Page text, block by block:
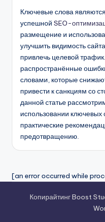
Ключевые слова
успешной SEO-
размещение и
улучшить видимость
привлечь целевой
распространённые
словами, которые
привести к санкциям со
данной статье
использовании
практические
предотвращению.
[an error occurred while
Копирайтинг Boost